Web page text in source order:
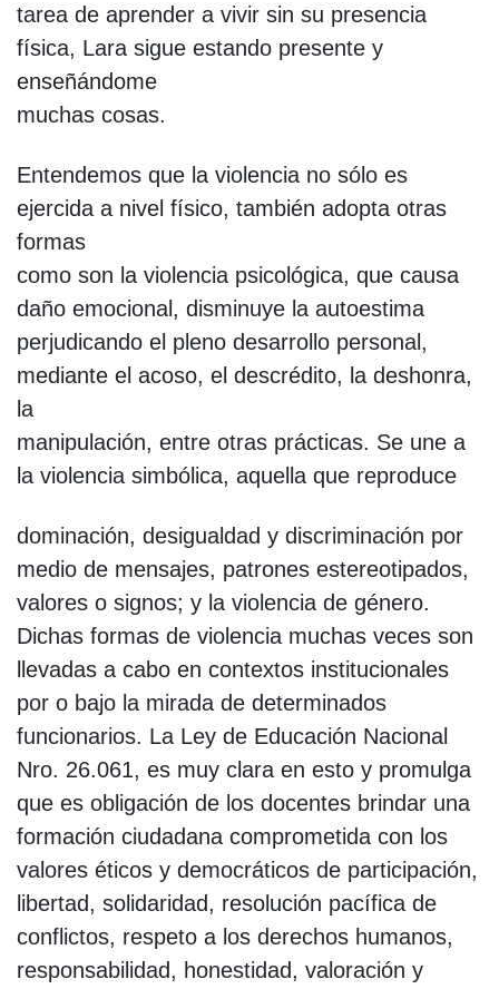
tarea de aprender a vivir sin su presencia
física, Lara sigue estando presente y
enseñándome
muchas cosas.
Entendemos que la violencia no sólo es
ejercida a nivel físico, también adopta otras
formas
como son la violencia psicológica, que causa
daño emocional, disminuye la autoestima
perjudicando el pleno desarrollo personal,
mediante el acoso, el descrédito, la deshonra,
la
manipulación, entre otras prácticas. Se une a
la violencia simbólica, aquella que reproduce
dominación, desigualdad y discriminación por
medio de mensajes, patrones estereotipados,
valores o signos; y la violencia de género.
Dichas formas de violencia muchas veces son
llevadas a cabo en contextos institucionales
por o bajo la mirada de determinados
funcionarios. La Ley de Educación Nacional
Nro. 26.061, es muy clara en esto y promulga
que es obligación de los docentes brindar una
formación ciudadana comprometida con los
valores éticos y democráticos de participación,
libertad, solidaridad, resolución pacífica de
conflictos, respeto a los derechos humanos,
responsabilidad, honestidad, valoración y